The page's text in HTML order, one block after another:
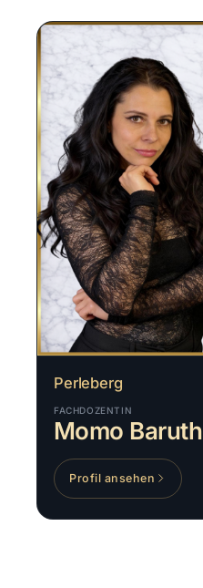
Perleberg
FACHDOZENTIN
Momo Baruth
Profil ansehen